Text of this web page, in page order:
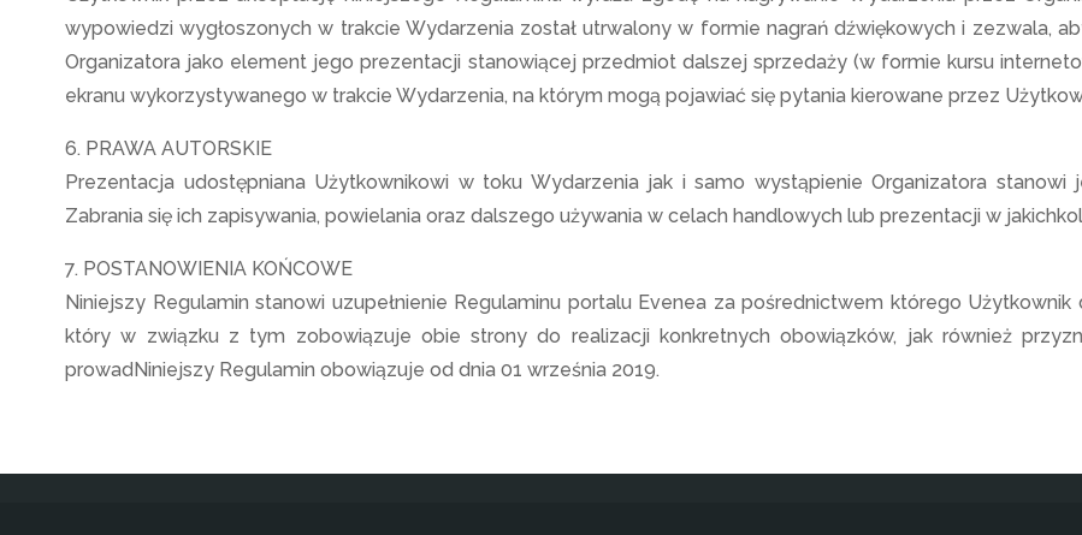
wypowiedzi wygłoszonych w trakcie Wydarzenia został utrwalony w formie nagrań dźwiękowych i zezwala,
Organizatora jako element jego prezentacji stanowiącej przedmiot dalszej sprzedaży (w formie kursu
ekranu wykorzystywanego w trakcie Wydarzenia, na którym mogą pojawiać się pytania kierowane przez
6. PRAWA AUTORSKIE
Prezentacja udostępniana Użytkownikowi w toku Wydarzenia jak i samo wystąpienie Organizatora stanowi
Zabrania się ich zapisywania, powielania oraz dalszego używania w celach handlowych lub prezentacji w
7. POSTANOWIENIA KOŃCOWE
Niniejszy Regulamin stanowi uzupełnienie Regulaminu portalu Evenea za pośrednictwem którego
który w związku z tym zobowiązuje obie strony do realizacji konkretnych obowiązków, jak również
prowadNiniejszy Regulamin obowiązuje od dnia 01 września 2019.